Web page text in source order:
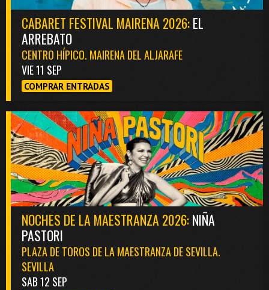
CABARET FESTIVAL MAIRENA 2026:EL
ARREBATO
CENTRO HÍPICO. MAIRENA DEL ALJARAFE
VIE 11 SEP
COMPRAR ENTRADAS
NOCHES DE LA MAESTRANZA 2026:NIÑA
PASTORI
PLAZA DE TOROS DE LA MAESTRANZA DE SEVILLA.
SEVILLA
SAB 12 SEP